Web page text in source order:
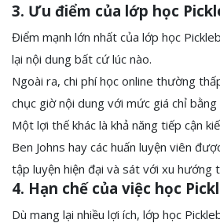
3. Ưu điểm của lớp học
Điểm mạnh lớn nhất của lớp học
lại nội dung bất cứ lúc nào.
Ngoài ra, chi phí học online thường
chục giờ nội dung với mức giá chỉ
Một lợi thế khác là khả năng tiếp cận
Ben Johns hay các huấn luyện viên
tập luyện hiện đại và sát với xu hướng
4. Hạn chế của việc học
Dù mang lại nhiều lợi ích, lớp học